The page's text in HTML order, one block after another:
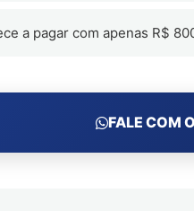
a pagar com apenas R$
FALE COM